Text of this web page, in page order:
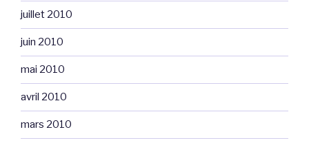
juillet 2010
juin 2010
mai 2010
avril 2010
mars 2010